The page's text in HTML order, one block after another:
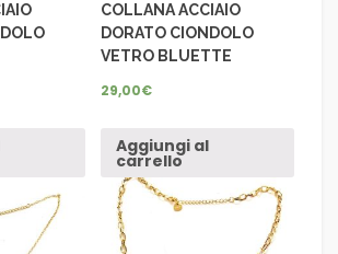
COLLANA ACCIAIO
DORATO CIONDOLO
VETRO BLUETTE
29,00€
Aggiungi al
carrello